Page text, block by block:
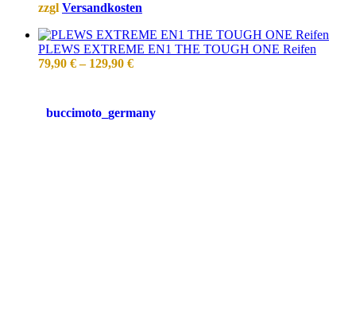
zzgl Versandkosten
PLEWS EXTREME EN1 THE TOUGH ONE Reifen
79,90 €– 129,90 €
buccimoto_germany